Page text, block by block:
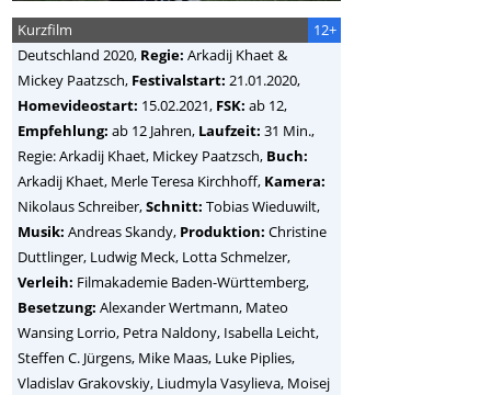
12+
Kurzfilm
Deutschland 2020, Regie: Arkadij Khaet &
Mickey Paatzsch, Festivalstart: 21.01.2020,
Homevideostart: 15.02.2021, FSK: ab 12,
Empfehlung: ab 12 Jahren, Laufzeit: 31 Min.,
Regie: Arkadij Khaet, Mickey Paatzsch, Buch:
Arkadij Khaet, Merle Teresa Kirchhoff, Kamera:
Nikolaus Schreiber,Schnitt: Tobias Wieduwilt,
Musik: Andreas Skandy, Produktion: Christine
Duttlinger, Ludwig Meck, Lotta Schmelzer,
Verleih: Filmakademie Baden-Württemberg,
Besetzung: Alexander Wertmann, Mateo
Wansing Lorrio, Petra Naldony, Isabella Leicht,
Steffen C. Jürgens, Mike Maas, Luke Piplies,
Vladislav Grakovskiy, Liudmyla Vasylieva, Moisej